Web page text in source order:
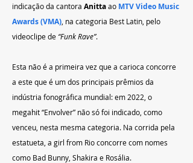
indicação da cantora Anitta ao MTV Video Music
Awards (VMA) , na categoria Best Latin, pelo
videoclipe de “Funk Rave”.
Esta não é a primeira vez que a carioca concorre
a este que é um dos principais prêmios da
indústria fonográfica mundial: em 2022, o
megahit “Envolver” não só foi indicado, como
venceu, nesta mesma categoria. Na corrida pela
estatueta, a girl from Rio concorre com nomes
como Bad Bunny, Shakira e Rosália.